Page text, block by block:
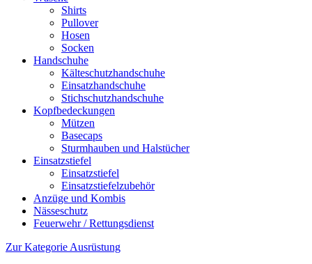
Shirts
Pullover
Hosen
Socken
Handschuhe
Kälteschutzhandschuhe
Einsatzhandschuhe
Stichschutzhandschuhe
Kopfbedeckungen
Mützen
Basecaps
Sturmhauben und Halstücher
Einsatzstiefel
Einsatzstiefel
Einsatzstiefelzubehör
Anzüge und Kombis
Nässeschutz
Feuerwehr / Rettungsdienst
Zur Kategorie Ausrüstung